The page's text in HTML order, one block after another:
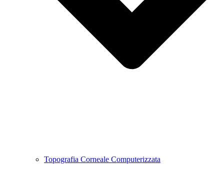
Topografia Corneale Computerizzata